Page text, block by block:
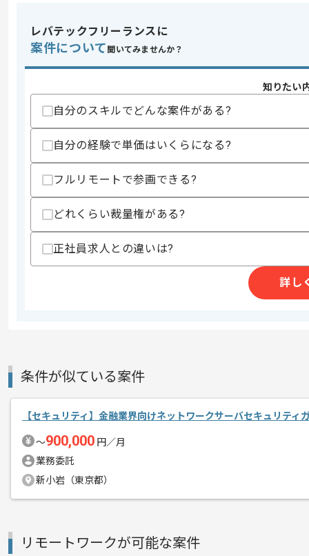
スキル
求めるスキル
・証券業務知見
スキルに不安がある方へ
上記に似た経験やスキルをお持ちであれば申
精算・お支払い
精算条件
精算基準時間
エージェントからのコ
メント
レバテック実績ありの企業でございます
証券系システム開発経験/知見がある方
レバテックフリーランスに
案件について 聞いてみませんか？
知りたい
自分のスキルでどんな案件がある?
自分の経験で単価はいくらになる?
フルリモートで参画できる?
どれくらい裁量権がある?
正社員求人との違いは?
詳し
条件が似ている案件
【セキュリティ】金融業界向けネットワークサーバセキュリティ
〜900,000 円／月
業務委託
新小岩（東京都）
リモートワークが可能な案件